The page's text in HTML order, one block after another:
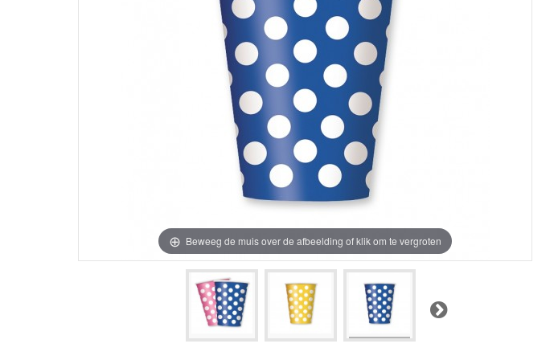
Beweeg de muis over de afbeelding of klik om te vergroten
Next